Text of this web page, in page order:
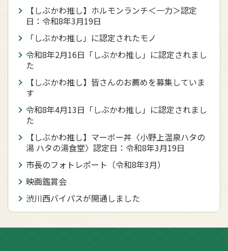
【しぶかわ推し】ホルモンランチ＜一力＞認定
日：令和8年3月19日
「しぶかわ推し」に認定されたモノ
令和8年2月16日「しぶかわ推し」に認定されまし
た
【しぶかわ推し】皆さんのお薦めを募集していま
す
令和8年4月13日「しぶかわ推し」に認定されまし
た
【しぶかわ推し】マーボー丼〈⼩野上温泉ハタの
湯 ハタの湯⾷堂〉認定日：令和8年3月19日
市長のフォトレポート（令和8年3月）
映画鑑賞会
渋川西バイパスが開通しました